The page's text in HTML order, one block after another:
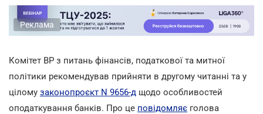
Реклама
Комітет ВР з питань фінансів, податкової та митної
політики рекомендував прийняти в другому читанні та у
цілому законопроєкт N 9656-д щодо особливостей
оподаткування банків. Про це повідомляє голова